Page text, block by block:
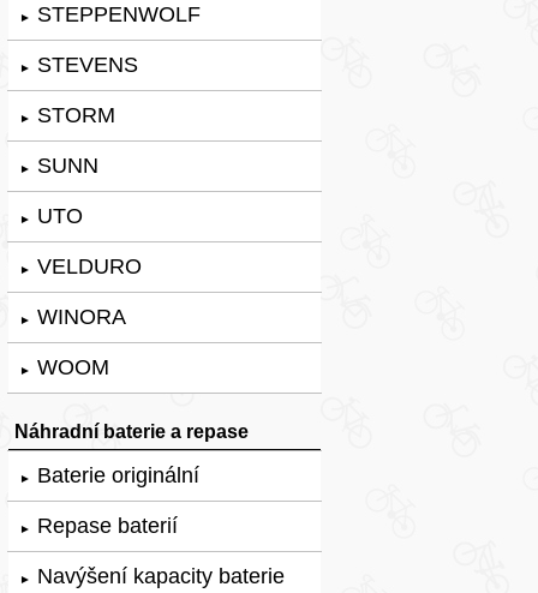
► STEPPENWOLF
► STEVENS
► STORM
► SUNN
► UTO
► VELDURO
► WINORA
► WOOM
Náhradní baterie a repase
► Baterie originální
► Repase baterií
► Navýšení kapacity baterie